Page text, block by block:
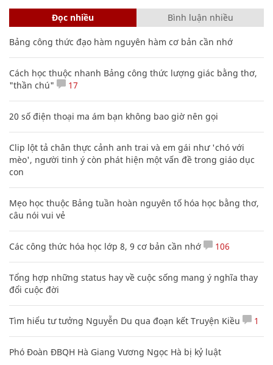
Đọc nhiều Bình luận nhiều
Bảng công thức đạo hàm nguyên hàm cơ bản cần nhớ
Cách học thuộc nhanh Bảng công thức lượng giác bằng thơ,
"thần chú"
17
20 số điện thoại ma ám bạn không bao giờ nên gọi
Clip lột tả chân thực cảnh anh trai và em gái như 'chó với
mèo', người tinh ý còn phát hiện một vấn đề trong giáo dục
con
Mẹo học thuộc Bảng tuần hoàn nguyên tố hóa học bằng thơ,
câu nói vui vẻ
Các công thức hóa học lớp 8, 9 cơ bản cần nhớ 106
Tổng hợp những status hay về cuộc sống mang ý nghĩa thay
đổi cuộc đời
Tìm hiểu tư tưởng Nguyễn Du qua đoạn kết Truyện Kiều 1
Phó Đoàn ĐBQH Hà Giang Vương Ngọc Hà bị kỷ luật